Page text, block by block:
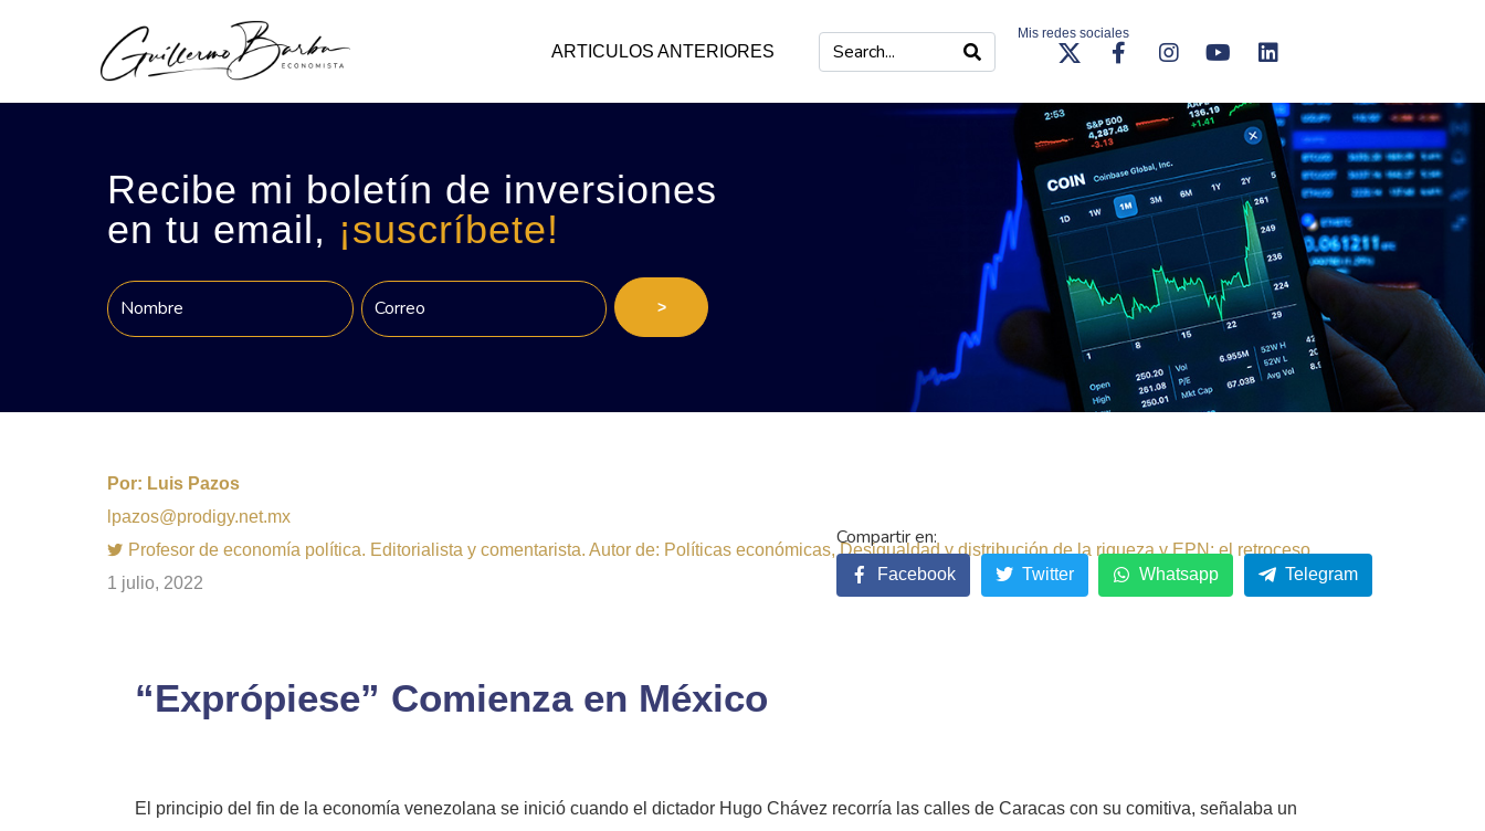
ARTICULOS ANTERIORES
Mis redes sociales
Recibe mi boletín de inversiones
en tu email, ¡suscríbete!
>
Por: Luis Pazos
lpazos@prodigy.net.mx
Profesor de economía política. Editorialista y comentarista. Autor de: Políticas económicas, Desigualdad y distribución de la riqueza y EPN: el retroceso.
1 julio, 2022
“Exprópiese” Comienza en México
El principio del fin de la economía venezolana se inició cuando el dictador Hugo Chávez recorría las calles de Caracas con su comitiva, señalaba un
Facebook Twitter Whatsapp Telegram